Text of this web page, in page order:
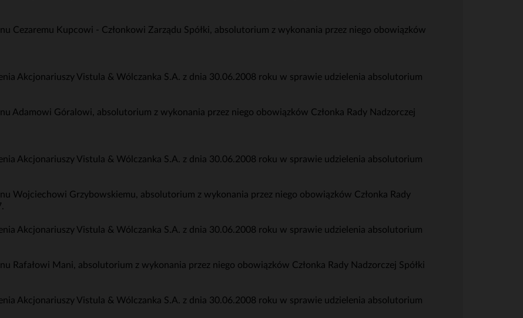
Cezaremu Kupcowi - Członkowi Zarządu Spółki, absolutorium z wykonania przez niego obowiązków
Akcjonariuszy Vistula & Wólczanka S.A. z dnia 30.06.2008 roku w sprawie udzielenia absolutorium
Adamowi Góralowi, absolutorium z wykonania przez niego obowiązków Członka Rady Nadzorczej
Akcjonariuszy Vistula & Wólczanka S.A. z dnia 30.06.2008 roku w sprawie udzielenia absolutorium
Wojciechowi Grzybowskiemu, absolutorium z wykonania przez niego obowiązków Członka Rady
Akcjonariuszy Vistula & Wólczanka S.A. z dnia 30.06.2008 roku w sprawie udzielenia absolutorium
Rafałowi Mani, absolutorium z wykonania przez niego obowiązków Członka Rady Nadzorczej Spółki
Akcjonariuszy Vistula & Wólczanka S.A. z dnia 30.06.2008 roku w sprawie udzielenia absolutorium